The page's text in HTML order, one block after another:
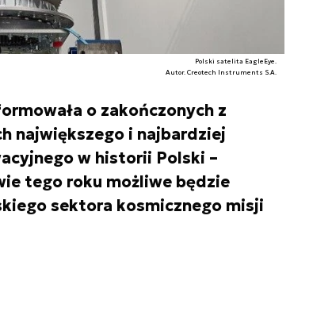
Polski satelita EagleEye.
Autor. Creotech Instruments S.A.
o zakończonych z
największego i najbardziej
w historii Polski –
tego roku możliwe będzie
sektora kosmicznego misji